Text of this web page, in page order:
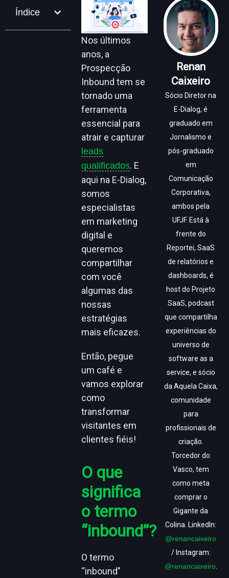
Índice
Nos últimos
anos, a
Prospecção
Inbound tem se
tornado uma
ferramenta
essencial para
atrair e capturar
leads
qualificados. E
aqui na E-Dialog,
somos
especialistas
em marketing
digital e
queremos
compartilhar
com você
algumas das
nossas
estratégias
mais eficazes.
Então, pegue
um café e
vamos explorar
como
transformar
visitantes em
clientes fiéis!
O que
significa
o termo
“inbound”?
O termo
“inbound”
Renan
Caixeiro
Sócio Diretor na
E-Dialog, é
graduado em
Jornalismo e
pós-graduado
em
Comunicação
Corporativa,
ambos pela
UFJF. Está à
frente do
Reportei, SaaS
de relatórios e
dashboards, é
host do Projeto
SaaS, podcast
que compartilha
experiências do
universo de
software as a
service, e sócio
da Aquela Caixa,
comunidade
para
profissionais de
criação.
Torcedor do
Vasco, tem
como meta
comprar o
Gigante da
Colina. LinkedIn:
@renancaixeiro
/ Instagram:
@renancaixeiro.